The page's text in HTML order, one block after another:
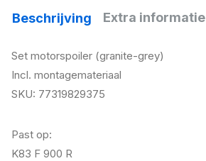
Beschrijving Extra informatie
Set motorspoiler (granite-grey)
Incl. montagemateriaal
SKU: 77319829375
Past op:
K83 F 900 R